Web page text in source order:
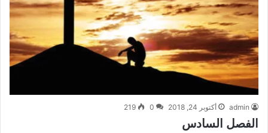
admin أكتوبر 24, 2018 0
219
الفصل السادس